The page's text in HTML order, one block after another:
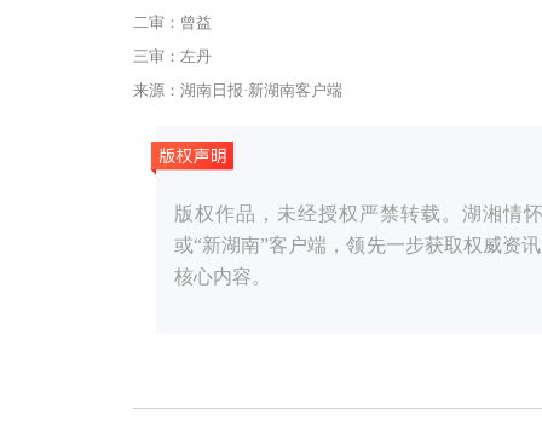
二审：曾益
三审：左丹
来源：湖南日报·新湖南客户端
版权作品，未经授权严禁转载。湖湘情
或“新湖南”客户端，领先一步获取权威资
核心内容。